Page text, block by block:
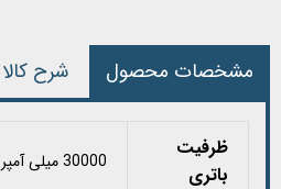
مشخصات محصول شرح کالا
ظرفیت
باتری
30000 میلی آمپر ساعت